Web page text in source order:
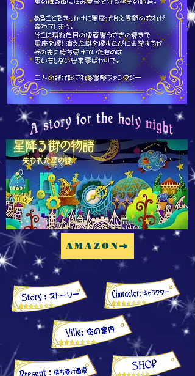
AMAZON→